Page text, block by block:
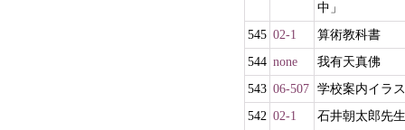
中」
545 02-1
算術教科書
544 none
我有天真佛
543 06-507 学校案内イラ
542 02-1
石井朝太郎先